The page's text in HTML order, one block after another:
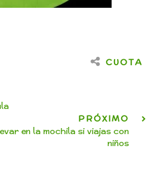
CUOTA
PRÓXIMO
en la mochila si viajas con
niños